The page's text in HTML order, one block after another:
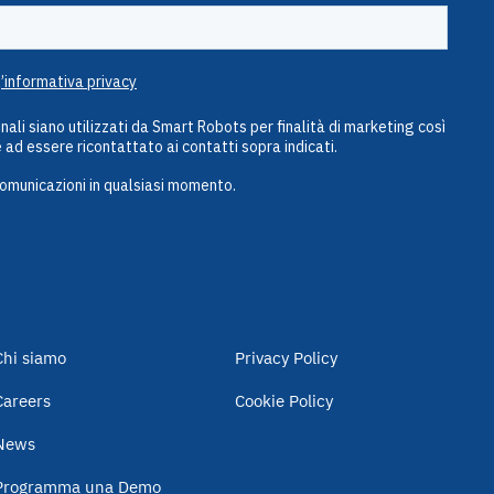
siamo
una Demo
Privacy Policy
Cookie Policy